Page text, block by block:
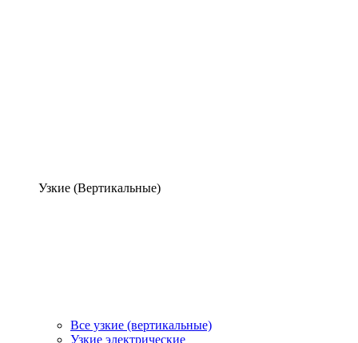
Узкие (Вертикальные)
Все узкие (вертикальные)
Узкие электрические